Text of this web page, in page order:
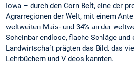
Iowa – durch den Corn Belt, eine der
Agrarregionen der Welt, mit einem
weltweiten Mais- und 34% an der
Scheinbar endlose, flache Schläge
Landwirtschaft prägten das Bild, das
Lehrbüchern und Videos kannten.